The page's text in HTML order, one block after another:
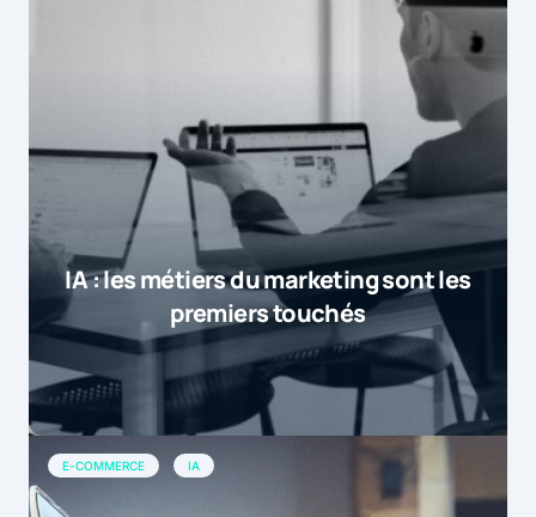
IA : les métiers du marketing sont les
premiers touchés
E-COMMERCE IA